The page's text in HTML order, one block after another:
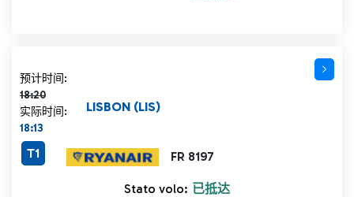
预计时间:
18:20
计划时间 18:20 删除线
实际时间:
18:13
FR 8197
LISBON (LIS)
T1
Stato volo: 已抵达